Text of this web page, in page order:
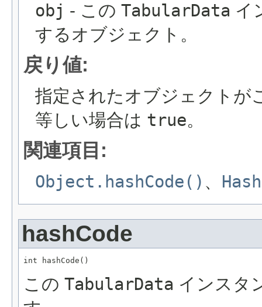
obj - この TabularData イ
するオブジェクト。
戻り値:
指定されたオブジェクトが
等しい場合は true。
関連項目:
Object.hashCode() 、
hashCode
int hashCode()
この TabularData インスタ